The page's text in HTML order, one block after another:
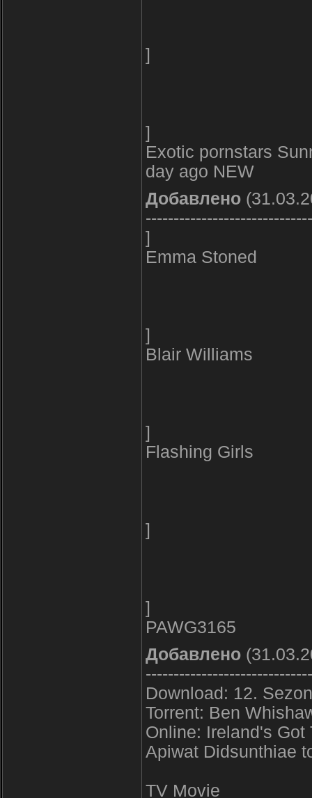
]
]
Exotic pornstars
day ago NEW
Добавлено
]
Emma Stoned
]
Blair Williams
]
Flashing Girls
]
]
PAWG3165
Добавлено
Download: 12.
Torrent: Ben
Online: Ireland's Got
Apiwat Didsunthiae
TV Movie